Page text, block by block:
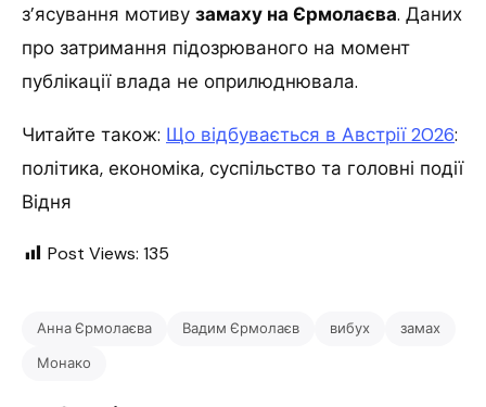
з’ясування мотиву замаху на Єрмолаєва. Даних
про затримання підозрюваного на момент
публікації влада не оприлюднювала.
Читайте також: Що відбувається в Австрії 2026:
політика, економіка, суспільство та головні події
Відня
Post Views: 135
Анна Єрмолаєва Вадим Єрмолаєв вибух
замах
Монако